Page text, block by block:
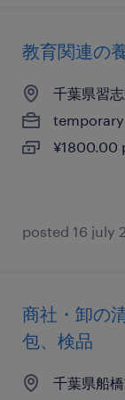
教育関連の
千葉県習
temporary
¥1800.00
posted 16 july
商社・卸の
包、検品
千葉県船